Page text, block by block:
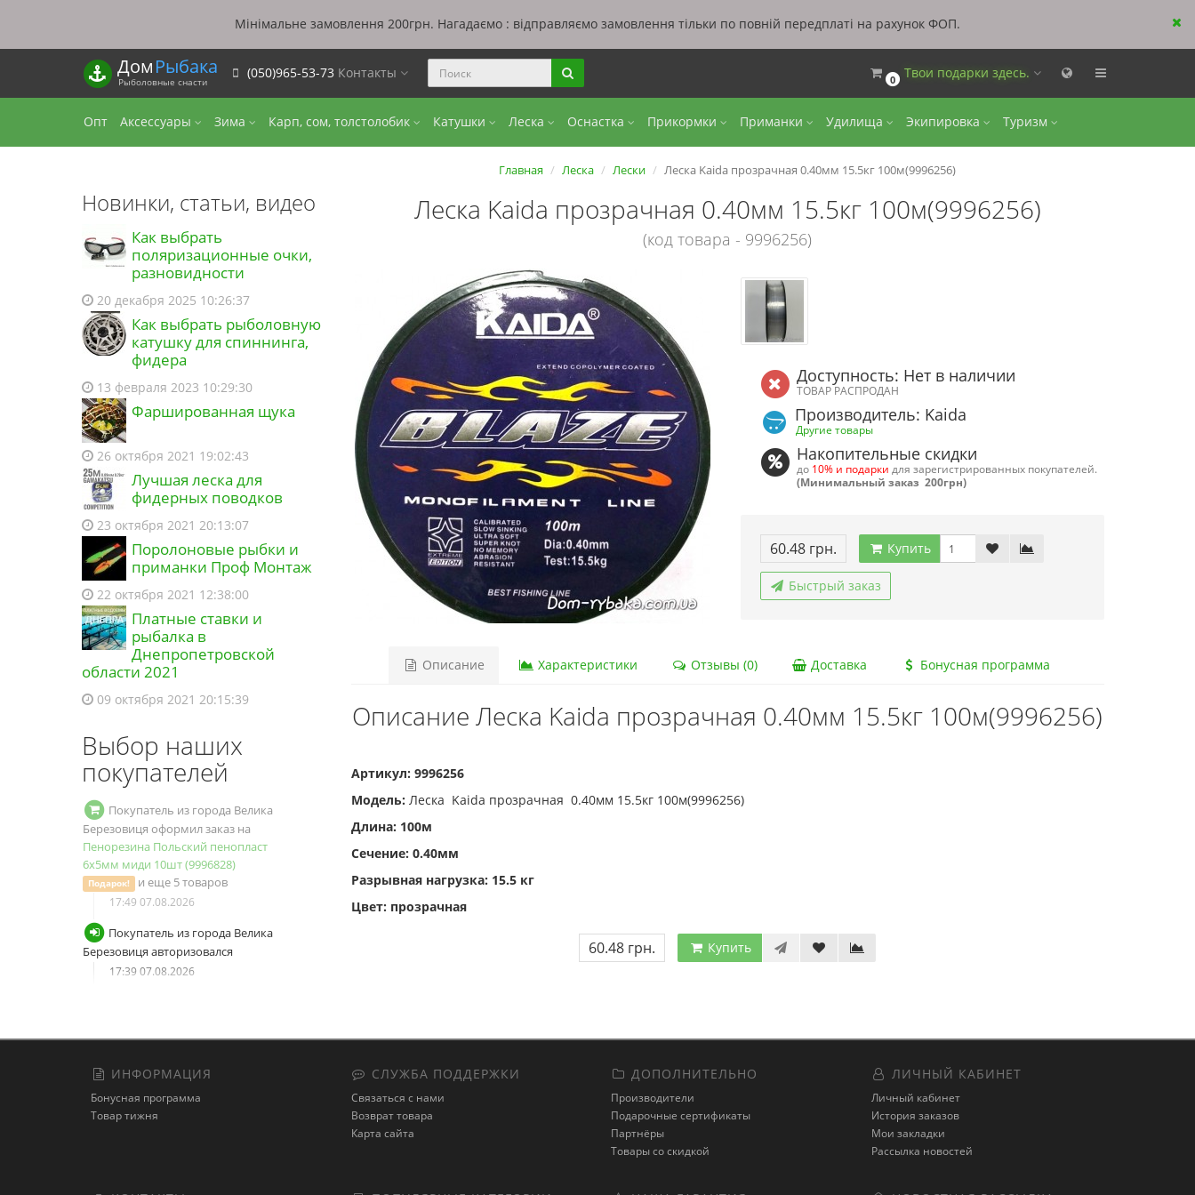
Мінімальне замовлення 200грн. Нагадаємо : відправляємо замовлення тільки по повній передплаті на рахунок ФОП.
ДомРыбака
Рыболовные снасти
(050)965-53-73 Контакты 0 Твои подарки здесь.
Опт Аксессуары Зима Карп, сом, толстолобик Катушки Леска Оснастка Прикормки Приманки Удилища Экипировка Туризм
Новинки, статьи, видео
Как выбрать
поляризационные очки,
разновидности
20 декабря 2025 10:26:37
Как выбрать рыболовную
катушку для спиннинга,
фидера
13 февраля 2023 10:29:30
Фаршированная щука
26 октября 2021 19:02:43
Лучшая леска для
фидерных поводков
23 октября 2021 20:13:07
Поролоновые рыбки и
приманки Проф Монтаж
22 октября 2021 12:38:00
Платные ставки и
рыбалка в
Днепропетровской
области 2021
09 октября 2021 20:15:39
Выбор наших
покупателей
Подарок!
Покупатель из города Велика
Березовиця авторизовался
Покупатель из города Велика
Березовиця сбросил пароль от
Покупатель из города Велика
пароль
17:38 07.08.2026
Главная Леска Лески Леска Kaida прозрачная 0.40мм 15.5кг 100м(9996256)
Леска Kaida прозрачная 0.40мм 15.5кг 100м(9996256)
(код товара - 9996256)
Доступность: Нет в наличии
ТОВАР РАСПРОДАН
Производитель: Kaida
Другие товары
Накопительные скидки
до 10% и подарки для зарегистрированных покупателей.
(Минимальный заказ 200грн)
60.48 грн. Купить
Быстрый заказ
Описание Характеристики Отзывы (0) Доставка Бонусная программа
Описание Леска Kaida прозрачная 0.40мм 15.5кг 100м(9996256)
Артикул: 9996256
Модель: Леска Kaida прозрачная 0.40мм 15.5кг 100м(9996256)
Длина: 100м
Сечение: 0.40мм
Разрывная нагрузка: 15.5 кг
Цвет: прозрачная
60.48 грн. Купить
ИНФОРМАЦИЯ
Бонусная программа
Товар тижня
СЛУЖБА ПОДДЕРЖКИ
Связаться с нами
Возврат товара
Карта сайта
ДОПОЛНИТЕЛЬНО
Производители
Подарочные сертификаты
Партнёры
Товары со скидкой
ЛИЧНЫЙ КАБИНЕТ
Личный кабинет
История заказов
Мои закладки
Рассылка новостей